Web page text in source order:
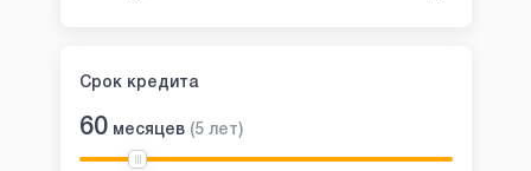
Срок кредита
60 месяцев (5 лет)